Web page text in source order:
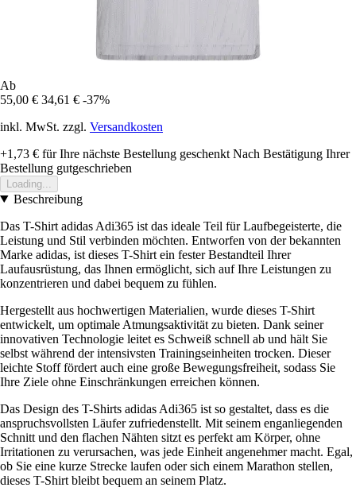
Ab
55,00 € 34,61 € -37%
inkl. MwSt. zzgl. Versandkosten
+1,73 € für Ihre nächste Bestellung geschenkt Nach Bestätigung Ihrer
Bestellung gutgeschrieben
Loading...
Beschreibung
Das T-Shirt adidas Adi365 ist das ideale Teil für Laufbegeisterte, die
Leistung und Stil verbinden möchten. Entworfen von der bekannten
Marke adidas, ist dieses T-Shirt ein fester Bestandteil Ihrer
Laufausrüstung, das Ihnen ermöglicht, sich auf Ihre Leistungen zu
konzentrieren und dabei bequem zu fühlen.
Hergestellt aus hochwertigen Materialien, wurde dieses T-Shirt
entwickelt, um optimale Atmungsaktivität zu bieten. Dank seiner
innovativen Technologie leitet es Schweiß schnell ab und hält Sie
selbst während der intensivsten Trainingseinheiten trocken. Dieser
leichte Stoff fördert auch eine große Bewegungsfreiheit, sodass Sie
Ihre Ziele ohne Einschränkungen erreichen können.
Das Design des T-Shirts adidas Adi365 ist so gestaltet, dass es die
anspruchsvollsten Läufer zufriedenstellt. Mit seinem enganliegenden
Schnitt und den flachen Nähten sitzt es perfekt am Körper, ohne
Irritationen zu verursachen, was jede Einheit angenehmer macht. Egal,
ob Sie eine kurze Strecke laufen oder sich einem Marathon stellen,
dieses T-Shirt bleibt bequem an seinem Platz.